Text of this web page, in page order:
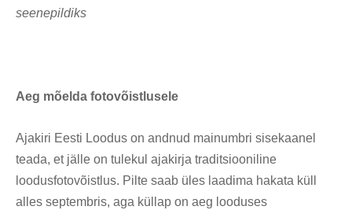
seenepildiks
Aeg mõelda fotovõistlusele
Ajakiri Eesti Loodus on andnud mainumbri sisekaanel
teada, et jälle on tulekul ajakirja traditsiooniline
loodusfotovõistlus. Pilte saab üles laadima hakata küll
alles septembris, aga küllap on aeg looduses